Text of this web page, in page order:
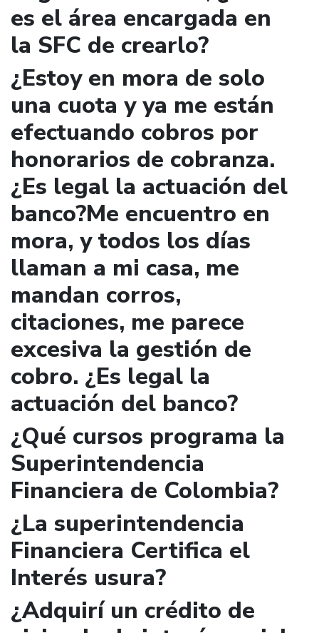
es el área encargada en
la SFC de crearlo?
¿Estoy en mora de solo
una cuota y ya me están
efectuando cobros por
honorarios de cobranza.
¿Es legal la actuación del
banco?Me encuentro en
mora, y todos los días
llaman a mi casa, me
mandan corros,
citaciones, me parece
excesiva la gestión de
cobro. ¿Es legal la
actuación del banco?
¿Qué cursos programa la
Superintendencia
Financiera de Colombia?
¿La superintendencia
Financiera Certifica el
Interés usura?
¿Adquirí un crédito de